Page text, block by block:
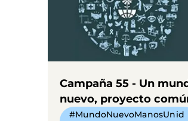
Campaña 55 - Un
nuevo, proyecto
#MundoNuevoManosUnid